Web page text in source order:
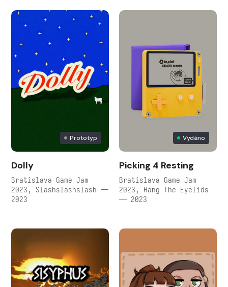
Prototyp
Dolly
Bratislava Game Jam
2023, Slashslashslash —
2023
Vydáno
Picking 4 Resting
Bratislava Game Jam
2023, Hang The Eyelids
— 2023